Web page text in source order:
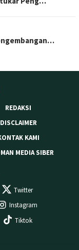
REDAKSI
DISCLAIMER
KAMI
MEDIA SIBER
Twitter
Instagram
Tiktok